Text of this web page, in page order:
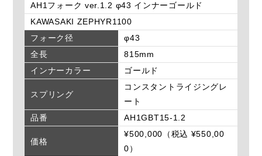
AH1フォーク ver.1.2 φ43 インナーゴールド
KAWASAKI ZEPHYR1100
フォーク径
φ43
全長
815mm
インナーカラー
ゴールド
スプリング
コンスタントライジングレ
ート
品番
AH1GBT15-1.2
価格
¥500,000（税込 ¥550,00
0）